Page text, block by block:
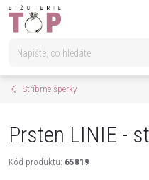
Přejít
Stříbrné šperky
Prsten LINIE -
Kód produktu: 65819